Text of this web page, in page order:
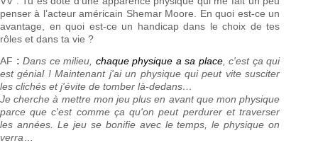
penser à l’acteur américain Shemar Moore. En quoi est-ce un
avantage, en quoi est-ce un handicap dans le choix de tes
rôles et dans ta vie ?
AF : Dans ce milieu, chaque physique a sa place, c'est ça qui
est génial ! Maintenant j'ai un physique qui peut vite susciter
les clichés et j'évite de tomber là-dedans…
Je cherche à mettre mon jeu plus en avant que mon physique
parce que c'est comme ça qu'on peut perdurer et traverser
les années. Le jeu se bonifie avec le temps, le physique on
verra…